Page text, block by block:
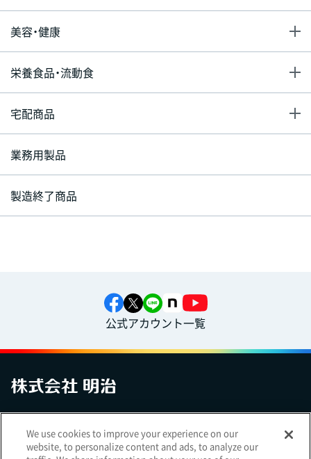
美容・健康
栄養食品・流動食
宅配商品
業務用製品
製造終了商品
公式アカウント一覧
アクセシビリティへの対応方針ご利用規約明治グループのDX
Cookie Settings
We use cookies to improve your experience on our
website, to personalize content and ads, to analyze our